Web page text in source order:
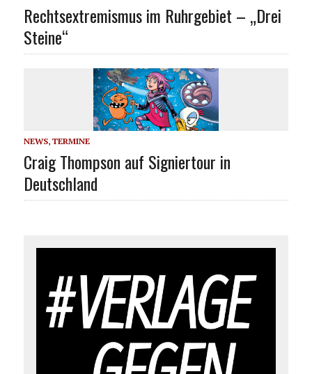
Rechtsextremismus im Ruhrgebiet – „Drei
Steine“
NEWS, TERMINE
Craig Thompson auf Signiertour in
Deutschland